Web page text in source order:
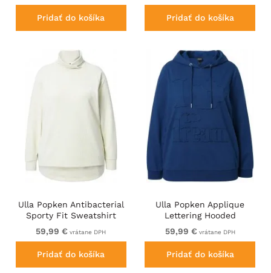
Pridať do košíka Pridať do košíka
Ulla Popken Antibacterial
Sporty Fit Sweatshirt
Taupe
59,99 € vrátane DPH
Pridať do košíka
Ulla Popken Applique
Lettering Hooded
Sweatshirt Dark Blue
59,99 € vrátane DPH
Pridať do košíka